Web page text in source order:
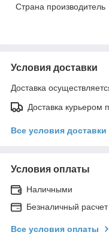
Страна производитель
Условия доставки
Доставка
Доставка курьером
Все условия доставки
Условия оплаты
Наличными
Безналичный расчет
Все условия оплаты